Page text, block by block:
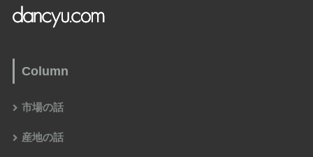
Column
市場の話
産地の話